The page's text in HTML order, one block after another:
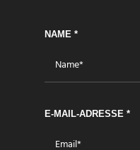
NAME *
E-MAIL-ADRESSE *